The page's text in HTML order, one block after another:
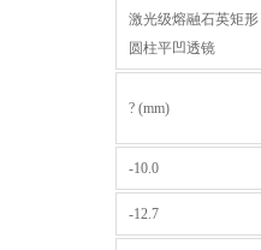
激光级熔融石英矩形
圆柱平凹透镜
? (mm)
-10.0
-12.7